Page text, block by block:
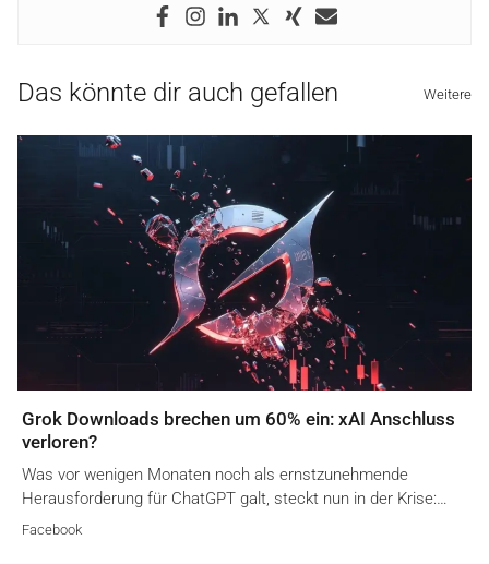
Das könnte dir auch gefallen Weitere
Grok Downloads brechen um 60% ein: xAI Anschluss
verloren?
Was vor wenigen Monaten noch als ernstzunehmende
Herausforderung für ChatGPT galt, steckt nun in der Krise:…
Facebook